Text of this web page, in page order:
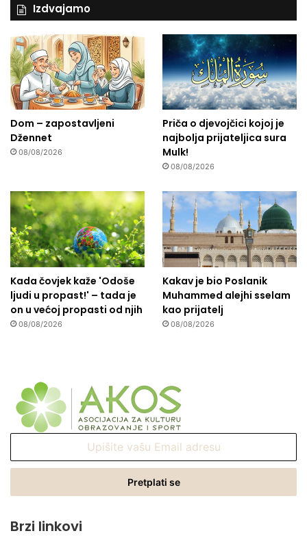
i
a
n
o
’
Izdvajamo
Dom – zapostavljeni
Džennet
08/08/2026
Priča o djevojčici kojoj je
najbolja prijateljica sura
Mulk!
08/08/2026
Kada čovjek kaže 'Odoše
ljudi u propast!' – tada je
on u većoj propasti od njih
08/08/2026
Kakav je bio Poslanik
Muhammed alejhi sselam
kao prijatelj
08/08/2026
Email
Brzi linkovi